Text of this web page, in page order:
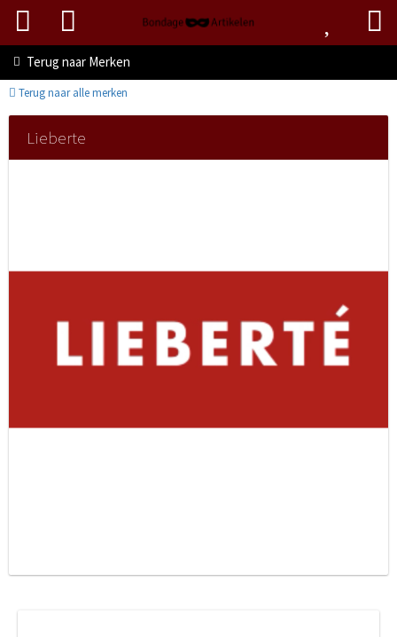
Terug naar Merken
Terug naar alle merken
Lieberte